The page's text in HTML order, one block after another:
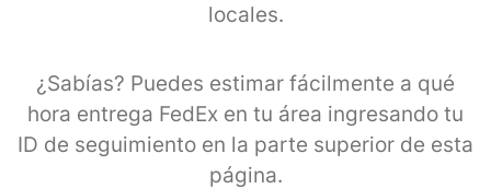
locales.
¿Sabías? Puedes estimar fácilmente a qué
hora entrega FedEx en tu área ingresando tu
ID de seguimiento en la parte superior de esta
página.